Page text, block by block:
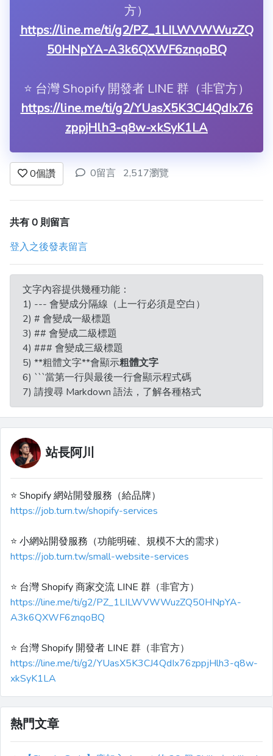
方）
https://line.me/ti/g2/PZ_1LILWVWWuzZQ
50HNpYA-A3k6QXWF6znqoBQ
⭐️ 台灣 Shopify 開發者 LINE 群（非官方）
https://line.me/ti/g2/YUasX5K3CJ4QdIx76
zppjHlh3-q8w-xkSyK1LA
0個讚 0留言 2,517瀏覽
共有 0 則留言
登入之後發表留言
文字內容提供幾種功能：
1) --- 會變成分隔線（上一行必須是空白）
2) # 會變成一級標題
3) ## 會變成二級標題
4) ### 會變成三級標題
5) **粗體文字**會顯示粗體文字
6) ```當第一行與最後一行會顯示程式碼
7) 請搜尋 Markdown 語法，了解各種格式
站長阿川
⭐️ Shopify 網站開發服務（給品牌）
https://job.turn.tw/shopify-services
⭐️ 小網站開發服務（功能明確、規模不大的需求）
https://job.turn.tw/small-website-services
⭐️ 台灣 Shopify 商家交流 LINE 群（非官方）
https://line.me/ti/g2/PZ_1LILWVWWuzZQ50HNpYA-
A3k6QXWF6znqoBQ
⭐️ 台灣 Shopify 開發者 LINE 群（非官方）
https://line.me/ti/g2/YUasX5K3CJ4QdIx76zppjHlh3-q8w-
xkSyK1LA
熱門文章